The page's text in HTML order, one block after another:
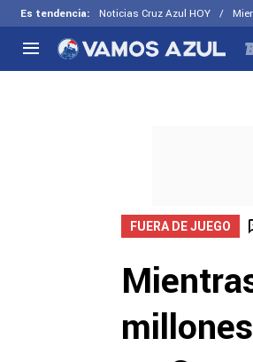
Es tendencia: Noticias Cruz Azul HOY
Selección
FUERA DE JUEGO